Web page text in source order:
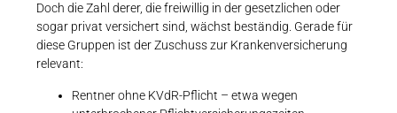
Doch die Zahl derer, die freiwillig in der gesetzlichen oder
sogar privat versichert sind, wächst beständig. Gerade für
diese Gruppen ist der Zuschuss zur Krankenversicherung
relevant:
Rentner ohne KVdR-Pflicht – etwa wegen